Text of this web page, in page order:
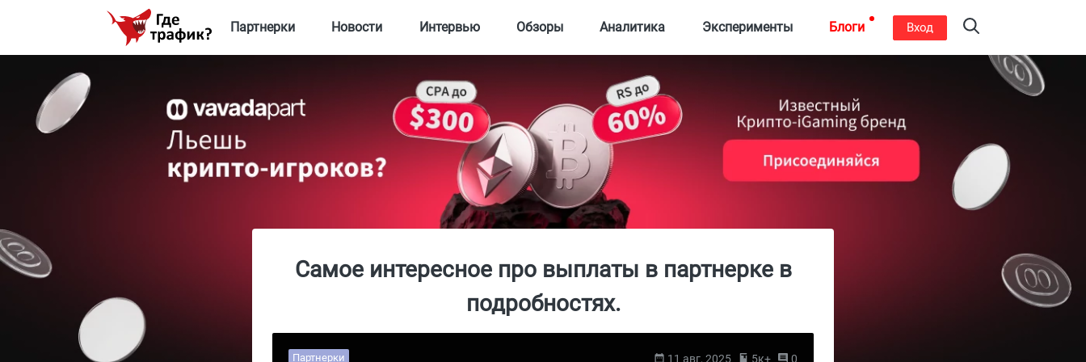
Партнерки Новости Интервью Обзоры Аналитика Эксперименты Блоги Вход
Самое интересное про выплаты в партнерке в
подробностях.
Партнерки 11 авг, 2025 5к+ 0